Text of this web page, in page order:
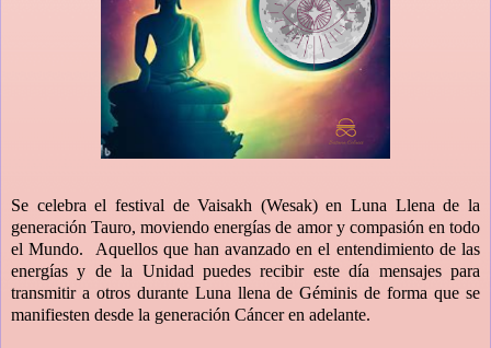
Se celebra el festival de Vaisakh (Wesak) en Luna Llena de la
generación Tauro, moviendo energías de amor y compasión en todo
el Mundo. Aquellos que han avanzado en el entendimiento de las
energías y de la Unidad puedes recibir este día mensajes para
transmitir a otros durante Luna llena de Géminis de forma que se
manifiesten desde la generación Cáncer en adelante.